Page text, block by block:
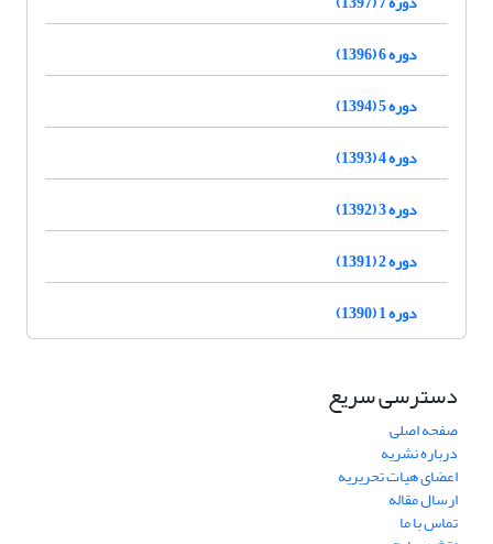
دوره 6 (1396)
دوره 5 (1394)
دوره 4 (1393)
دوره 3 (1392)
دوره 2 (1391)
دوره 1 (1390)
دسترسی سریع
صفحه اصلی
درباره نشریه
اعضای هیات تحریریه
ارسال مقاله
تماس با ما